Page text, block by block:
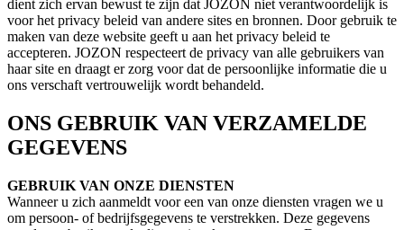
dient zich ervan bewust te zijn dat JOZON niet verantwoordelijk is
voor het privacy beleid van andere sites en bronnen. Door gebruik te
maken van deze website geeft u aan het privacy beleid te
accepteren. JOZON respecteert de privacy van alle gebruikers van
haar site en draagt er zorg voor dat de persoonlijke informatie die u
ons verschaft vertrouwelijk wordt behandeld.
ONS GEBRUIK VAN VERZAMELDE
GEGEVENS
GEBRUIK VAN ONZE DIENSTEN
Wanneer u zich aanmeldt voor een van onze diensten vragen we u
om persoon- of bedrijfsgegevens te verstrekken. Deze gegevens